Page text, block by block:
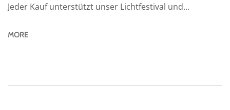
Jeder Kauf unterstützt unser Lichtfestival und...
MORE